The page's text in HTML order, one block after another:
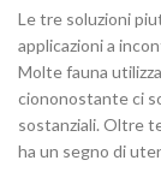
Le tre soluzioni
applicazioni a
Molte fauna
ciononostante ci
sostanziali. Oltre
ha un segno di